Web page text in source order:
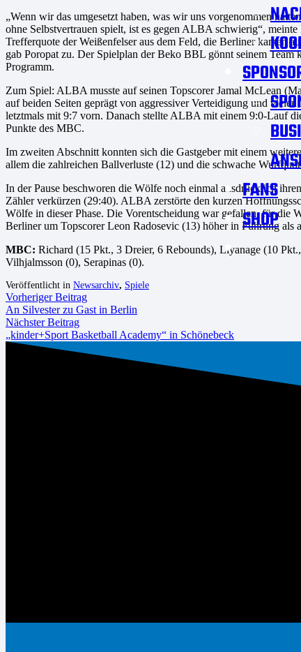
FANS
SHOP
„Wenn wir das umgesetzt haben, was wir uns vorgenommen
ohne Selbstvertrauen spielt, ist es gegen ALBA schwierig“,
Trefferquote der Weißenfelser aus dem Feld, die Berliner kamen
gab Poropat zu. Der Spielplan der Beko BBL gönnt seinem Team
Programm.
Zum Spiel: ALBA musste auf seinen Topscorer Jamal McLean
auf beiden Seiten geprägt von aggressiver Verteidigung und
letztmals mit 9:7 vorn. Danach stellte ALBA mit einem 9:0-Lauf
Punkte des MBC.
Im zweiten Abschnitt konnten sich die Gastgeber mit einem
allem die zahlreichen Ballverluste (12) und die schwache
In der Pause beschworen die Wölfe noch einmal ausdrücklich
Zähler verkürzen (29:40). ALBA zerstörte den kurzen
Wölfe in dieser Phase. Die Vorentscheidung war gefallen, für die
Berliner um Topscorer Leon Radosevic (13) höher in Führung als
MBC: Richard (15 Pkt., 3 Dreier, 6 Rebounds), Liyanage (10
Vilhjalmsson (0), Serapinas (0).
Veröffentlicht in Newsarchiv, Spiele
Vorheriger Beitrag
An Silvester zu Gast in Berlin
Nächster Beitrag
„kinder+Sport Basketball Academy“ in Schönebeck